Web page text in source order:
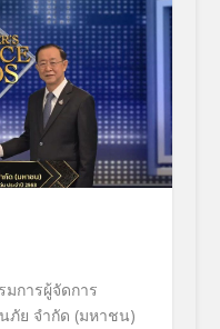
การผู้จัดการ
ภัย จำกัด (มหาชน)